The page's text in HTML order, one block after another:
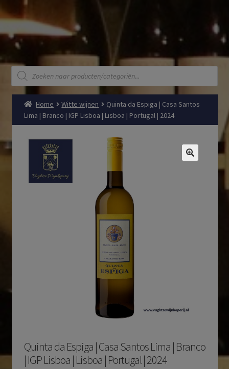
Producten
zoeken
Home Witte wijnen
Quinta da Espiga | Casa Santos
Lima | Branco | IGP Lisboa | Lisboa | Portugal | 2024
Quinta da Espiga | Casa Santos Lima | Branco
| IGP Lisboa | Lisboa | Portugal | 2024